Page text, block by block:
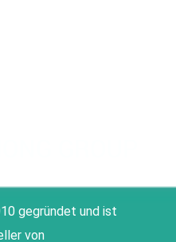
gegründet und ist
von